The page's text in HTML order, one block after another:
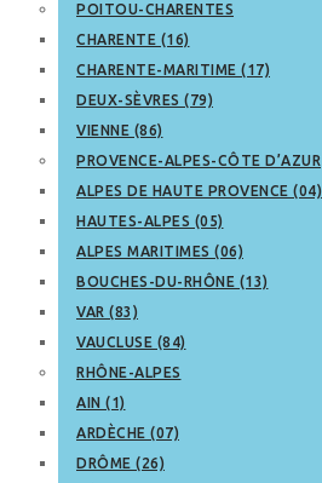
POITOU-CHARENTES
CHARENTE (16)
CHARENTE-MARITIME (17)
DEUX-SÈVRES (79)
VIENNE (86)
PROVENCE-ALPES-CÔTE D’AZUR
ALPES DE HAUTE PROVENCE (04)
HAUTES-ALPES (05)
ALPES MARITIMES (06)
BOUCHES-DU-RHÔNE (13)
VAR (83)
VAUCLUSE (84)
RHÔNE-ALPES
AIN (1)
ARDÈCHE (07)
DRÔME (26)